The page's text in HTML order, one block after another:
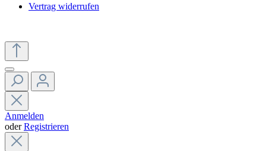
Vertrag widerrufen
Anmelden
oderRegistrieren